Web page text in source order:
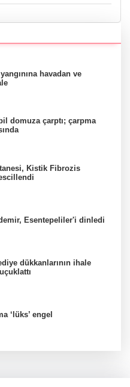
havadan ve
domuza çarptı; çarpma
Kistik Fibrozis
Esentepeliler'i dinledi
dükkanlarının ihale
‘lüks’ engel